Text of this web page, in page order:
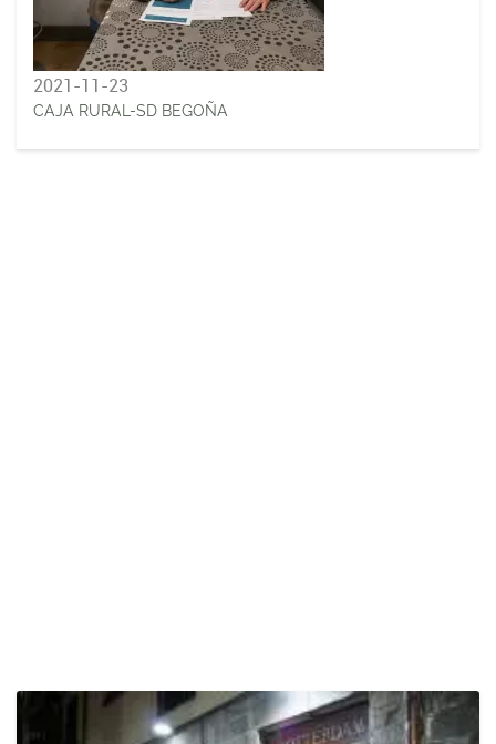
2021-11-23
CAJA RURAL-SD BEGOÑA